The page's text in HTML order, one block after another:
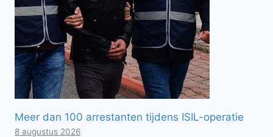
Meer dan 100 arrestanten tijdens ISIL-operatie
8 augustus 2026